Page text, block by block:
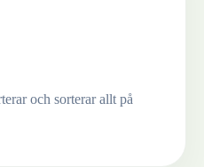
och sorterar allt på